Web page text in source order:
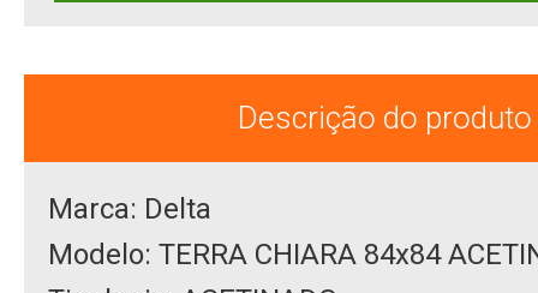
Descrição do produto
Marca: Delta
Modelo: TERRA CHIARA 84x84